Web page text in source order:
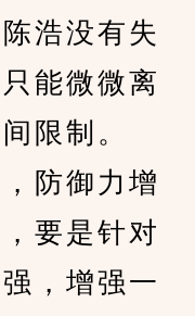
浩没有失
能微微离
限制。
防御力增
要是针对
，增强一